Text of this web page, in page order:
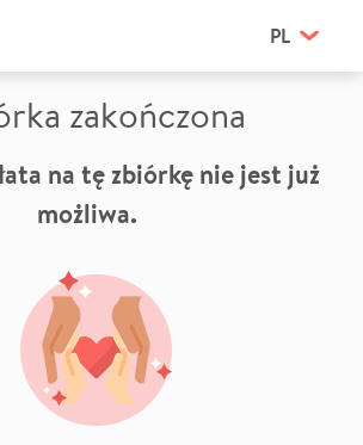
PL
zakończona
na tę zbiórkę nie jest już
możliwa.